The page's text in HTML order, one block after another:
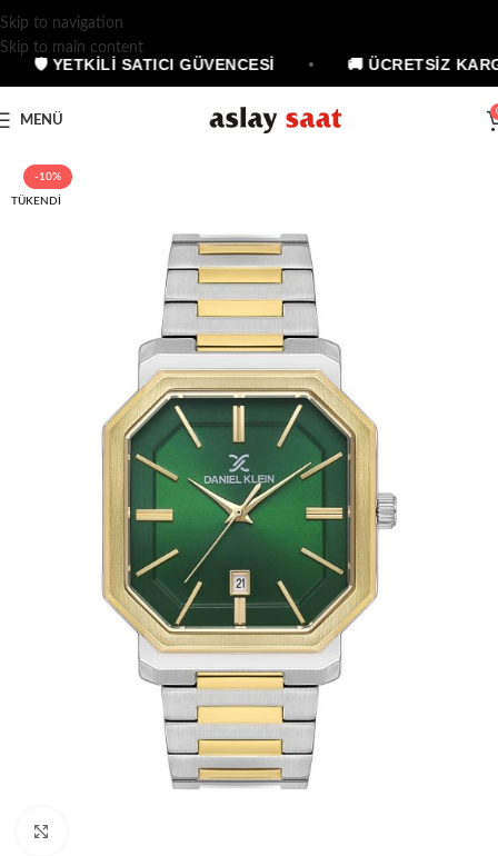
Skip to navigation
Skip to main content
🛡 YETKİLİ SATICI GÜVENCESİ 🚚 ÜCRETSİZ
MENÜ
-10%
TÜKENDI